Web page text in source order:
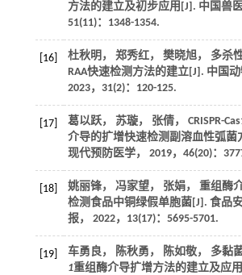
方法的建立及初步应用[J]. 中国兽
51(11)：1348-1354.
[16]
杜秋明， 郑秀红， 樊晓旭， 多杀
RAA快速检测方法的建立[J]. 中国
2023， 31(2)：120-125.
[17]
葛以跃， 苏璇， 张倩， CRISPR-
介导的扩增快速检测副溶血性弧菌
现代预防医学， 2019， 46(20)：
[18]
姚丽锋， 冯家望， 张娟， 重组酶
检测食品中铜绿假单胞菌[J]. 食品
报， 2022， 13(17)：5695-5701.
[19] 车勇良， 陈秋勇， 陈如敬， 多黏
1重组酶介导扩增方法的建立及应